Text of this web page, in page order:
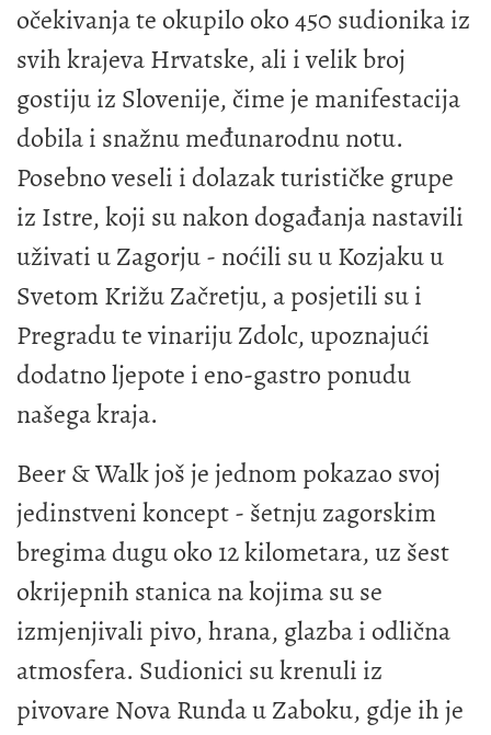
očekivanja te okupilo oko 450 sudionika iz
svih krajeva Hrvatske, ali i velik broj
gostiju iz Slovenije, čime je manifestacija
dobila i snažnu međunarodnu notu.
Posebno veseli i dolazak turističke grupe
iz Istre, koji su nakon događanja nastavili
uživati u Zagorju - noćili su u Kozjaku u
Svetom Križu Začretju, a posjetili su i
Pregradu te vinariju Zdolc, upoznajući
dodatno ljepote i eno-gastro ponudu
našega kraja.
Beer & Walk još je jednom pokazao svoj
jedinstveni koncept - šetnju zagorskim
bregima dugu oko 12 kilometara, uz šest
okrijepnih stanica na kojima su se
izmjenjivali pivo, hrana, glazba i odlična
atmosfera. Sudionici su krenuli iz
pivovare Nova Runda u Zaboku, gdje ih je